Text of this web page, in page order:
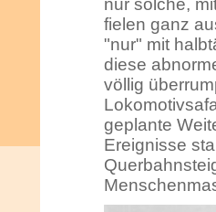
nur solche,
fielen ganz
"nur" mit
diese
völlig
geplante
Ereignisse